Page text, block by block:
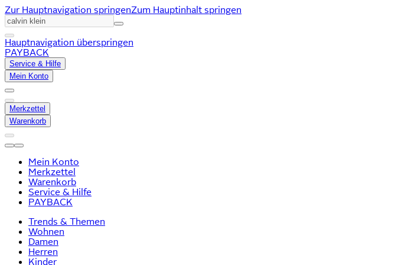
Zur Hauptnavigation springenZum Hauptinhalt springen
Hauptnavigation überspringen
PAYBACK
Service & Hilfe
Mein Konto
Merkzettel
Warenkorb
Mein Konto
Merkzettel
Warenkorb
Service & Hilfe
PAYBACK
Trends & Themen
Wohnen
Damen
Herren
Kinder